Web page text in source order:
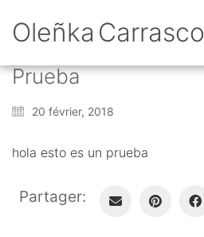
Oleñka Carrasco
Prueba
20 février, 2018
hola esto es un prueba
Partager: